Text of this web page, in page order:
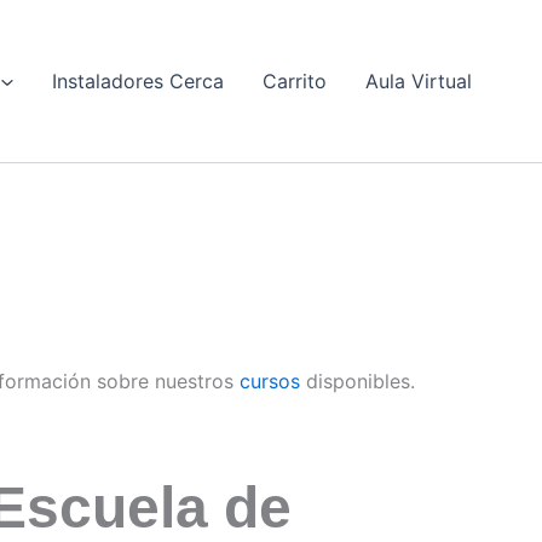
Instaladores Cerca Carrito Aula Virtual
sobre nuestros cursos disponibles.
de